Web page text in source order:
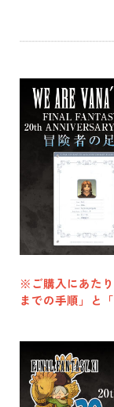
※ご購入にあたり
までの手順」と